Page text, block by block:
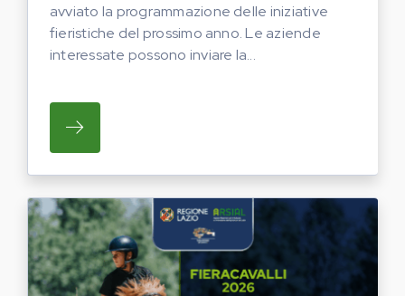
avviato la programmazione delle iniziative
fieristiche del prossimo anno. Le aziende
interessate possono inviare la...
SU REGIONE LAZIO E ARSIAL HANNO